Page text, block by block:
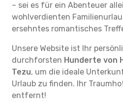
– sei es für ein Abenteuer
wohlverdienten
ersehntes romantisches
Unsere Website ist Ihr
durchforsten Hunderte von
Tezu, um die ideale
Urlaub zu finden. Ihr
entfernt!